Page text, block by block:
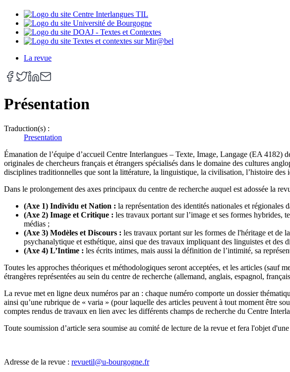
La revue
Présentation
Traduction(s) :
Presentation
Émanation de l’équipe d’accueil Centre Interlangues – Texte, Image, Langage (EA 4182)
originales de chercheurs français et étrangers spécialisés dans le domaine des cultures
disciplines traditionnelles que sont la littérature, la linguistique, la civilisation, l’histoire des
Dans le prolongement des axes principaux du centre de recherche auquel est adossée la
(Axe 1) Individu et Nation : la représentation des identités nationales et
(Axe 2) Image et Critique : les travaux portant sur l’image et ses formes hybrides,
médias ;
(Axe 3) Modèles et Discours : les travaux portant sur les formes de l'héritage et de
psychanalytique et esthétique, ainsi que des travaux impliquant des linguistes et des
(Axe 4) L’Intime : les écrits intimes, mais aussi la définition de l’intimité, sa
Toutes les approches théoriques et méthodologiques seront acceptées, et les articles (sauf
étrangères représentées au sein du centre de recherche (allemand, anglais, espagnol,
La revue met en ligne deux numéros par an : chaque numéro comporte un dossier
ainsi qu’une rubrique de « varia » (pour laquelle des articles peuvent à tout moment être
comptes rendus de travaux en lien avec les différents champs de recherche du Centre
Toute soumission d’article sera soumise au comité de lecture de la revue et fera l'objet
Adresse de la revue : revuetil@u-bourgogne.fr